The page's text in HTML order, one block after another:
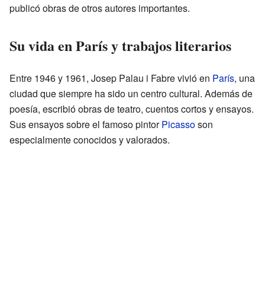
publicó obras de otros autores importantes.
Su vida en París y trabajos literarios
Entre 1946 y 1961, Josep Palau i Fabre vivió en París, una
ciudad que siempre ha sido un centro cultural. Además de
poesía, escribió obras de teatro, cuentos cortos y ensayos.
Sus ensayos sobre el famoso pintorPicassoson
especialmente conocidos y valorados.